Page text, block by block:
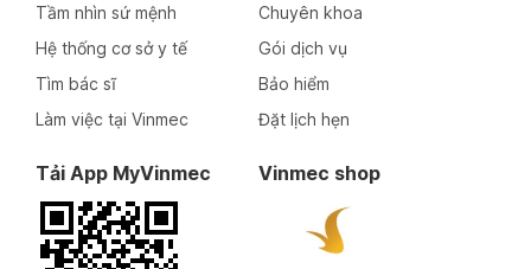
Tầm nhìn sứ mệnh
Hệ thống cơ sở y tế
Tìm bác sĩ
Làm việc tại Vinmec
Chuyên khoa
Gói dịch vụ
Bảo hiểm
Đặt lịch hẹn
Tải App MyVinmec Vinmec shop